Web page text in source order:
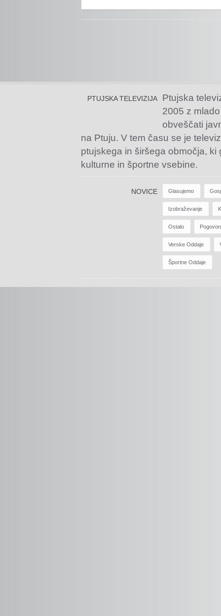
PTUJSKA TELEVIZIJA
Ptujska
2005 z
obveščati
na Ptuju. V tem času se je
ptujskega in širšega območja,
kulturne in športne vsebine.
NOVICE Glasujemo
Izobraževanje
Ostalo
Verske Oddaje
Športne Oddaje